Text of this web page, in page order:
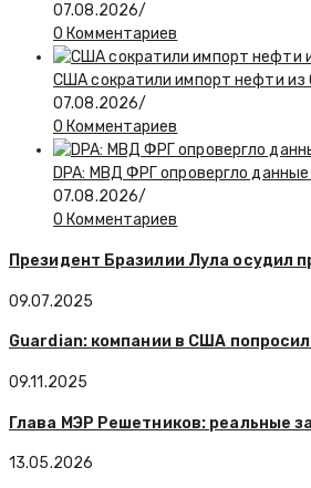
07.08.2026/
0 Комментариев
США сократили импорт нефти из
07.08.2026/
0 Комментариев
DPA: МВД ФРГ опровергло
07.08.2026/
0 Комментариев
Президент Бразилии Лула
09.07.2025
Guardian: компании в США
09.11.2025
Глава МЭР Решетников: реальные
13.05.2026